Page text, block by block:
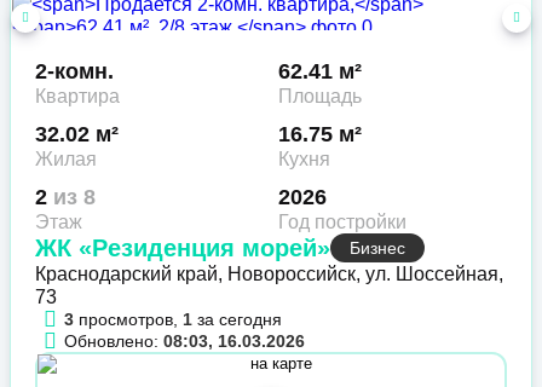
2-комн.
Квартира
62.41 м²
Площадь
32.02 м²
Жилая
16.75 м²
Кухня
2 из 8
Этаж
2026
Год постройки
ЖК «Резиденция морей» Бизнес
Краснодарский край, Новороссийск, ул. Шоссейная,
73
3 просмотров, 1 за сегодня
Обновлено: 08:03, 16.03.2026